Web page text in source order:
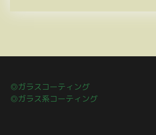
◎ガラスコーティング
◎ガラス系コーティング